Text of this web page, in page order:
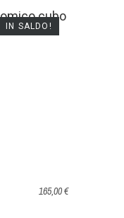
165,00 €
IN SALDO!